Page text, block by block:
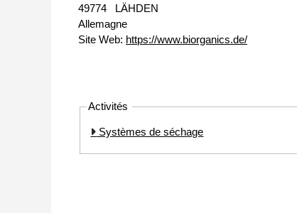
49774
LÄHDEN
Allemagne
Site Web: https://www.biorganics.de/
Activités
Systèmes de séchage